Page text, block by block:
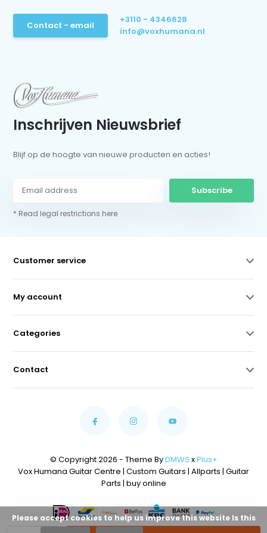
Contact - email
+3110 - 4346628
info@voxhumana.nl
Inschrijven Nieuwsbrief
Blijf op de hoogte van nieuwe producten en acties!
Subscribe
* Read legal restrictions here
Customer service
My account
Categories
Contact
© Copyright 2026 - Theme ByDMWS xPlus+
Vox Humana Guitar Centre | Custom Guitars | Allparts | Guitar
Parts | buy online
Please accept cookies to help us improve this website Is this